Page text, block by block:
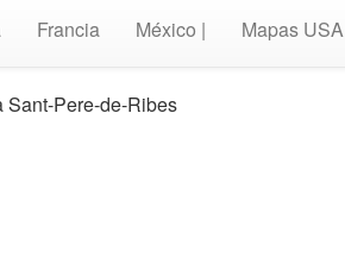
Francia México | Mapas USA
Sant-Pere-de-Ribes